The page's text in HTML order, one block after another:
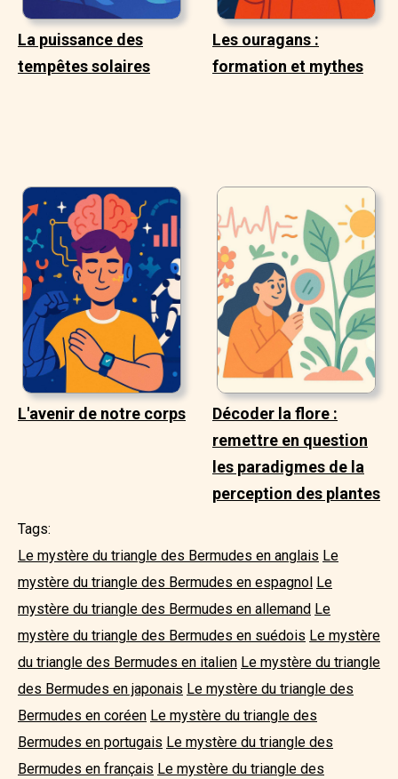
La puissance des
tempêtes solaires
Les ouragans :
formation et mythes
L'avenir de notre corps
Décoder la flore :
remettre en question
les paradigmes de la
perception des plantes
Tags:
Le mystère du triangle des Bermudes en anglais Le
mystère du triangle des Bermudes en espagnol Le
mystère du triangle des Bermudes en allemand Le
mystère du triangle des Bermudes en suédois Le mystère
du triangle des Bermudes en italien Le mystère du triangle
des Bermudes en japonais Le mystère du triangle des
Bermudes en coréen Le mystère du triangle des
Bermudes en portugais Le mystère du triangle des
Bermudes en français Le mystère du triangle des